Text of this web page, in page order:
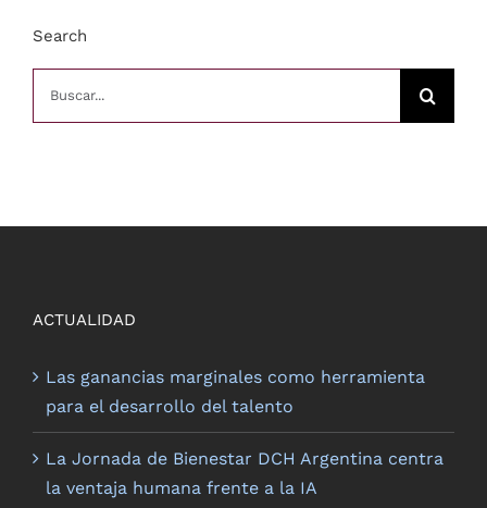
Search
ACTUALIDAD
Las ganancias marginales como herramienta
para el desarrollo del talento
La Jornada de Bienestar DCH Argentina centra
la ventaja humana frente a la IA